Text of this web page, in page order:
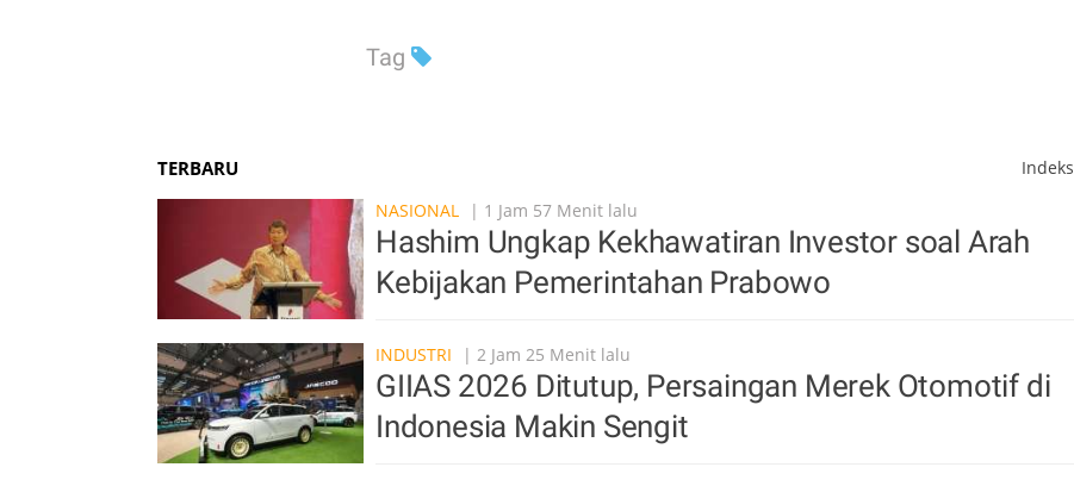
Tag
TERBARU Indeks
NASIONAL
| 1 Jam 57 Menit lalu
Hashim Ungkap Kekhawatiran Investor soal Arah
Kebijakan Pemerintahan Prabowo
INDUSTRI | 2 Jam 25 Menit lalu
GIIAS 2026 Ditutup, Persaingan Merek Otomotif di
Indonesia Makin Sengit